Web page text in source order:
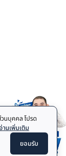
นบุคคล โปรด
านเพิ่มเติม
ยอมรับ